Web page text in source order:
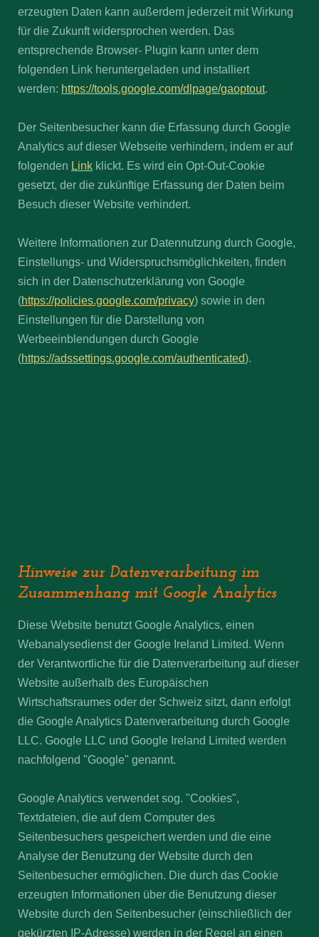
erzeugten Daten kann außerdem jederzeit mit Wirkung
für die Zukunft widersprochen werden. Das
entsprechende Browser- Plugin kann unter dem
folgenden Link heruntergeladen und installiert
werden: https://tools.google.com/dlpage/gaoptout.
Der Seitenbesucher kann die Erfassung durch Google
Analytics auf dieser Webseite verhindern, indem er auf
folgenden Link klickt. Es wird ein Opt-Out-Cookie
gesetzt, der die zukünftige Erfassung der Daten beim
Besuch dieser Website verhindert.
Weitere Informationen zur Datennutzung durch Google,
Einstellungs- und Widerspruchsmöglichkeiten, finden
sich in der Datenschutzerklärung von Google
(https://policies.google.com/privacy) sowie in den
Einstellungen für die Darstellung von
Werbeeinblendungen durch Google
(https://adssettings.google.com/authenticated).
Hinweise zur Datenverarbeitung im
Zusammenhang mit Google Analytics
Diese Website benutzt Google Analytics, einen
Webanalysedienst der Google Ireland Limited. Wenn
der Verantwortliche für die Datenverarbeitung auf dieser
Website außerhalb des Europäischen
Wirtschaftsraumes oder der Schweiz sitzt, dann erfolgt
die Google Analytics Datenverarbeitung durch Google
LLC. Google LLC und Google Ireland Limited werden
nachfolgend "Google" genannt.
Google Analytics verwendet sog. "Cookies",
Textdateien, die auf dem Computer des
Seitenbesuchers gespeichert werden und die eine
Analyse der Benutzung der Website durch den
Seitenbesucher ermöglichen. Die durch das Cookie
erzeugten Informationen über die Benutzung dieser
Website durch den Seitenbesucher (einschließlich der
gekürzten IP-Adresse) werden in der Regel an einen